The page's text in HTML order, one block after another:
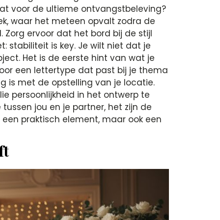
voor de ultieme ontvangstbeleving?
waar het meteen opvalt zodra de
ervoor dat het bord bij de stijl
stabiliteit is key. Je wilt niet dat je
Het is de eerste hint van wat je
een lettertype dat past bij je thema
is met de opstelling van je locatie.
persoonlijkheid in het ontwerp te
jou en je partner, het zijn de
praktisch element, maar ook een